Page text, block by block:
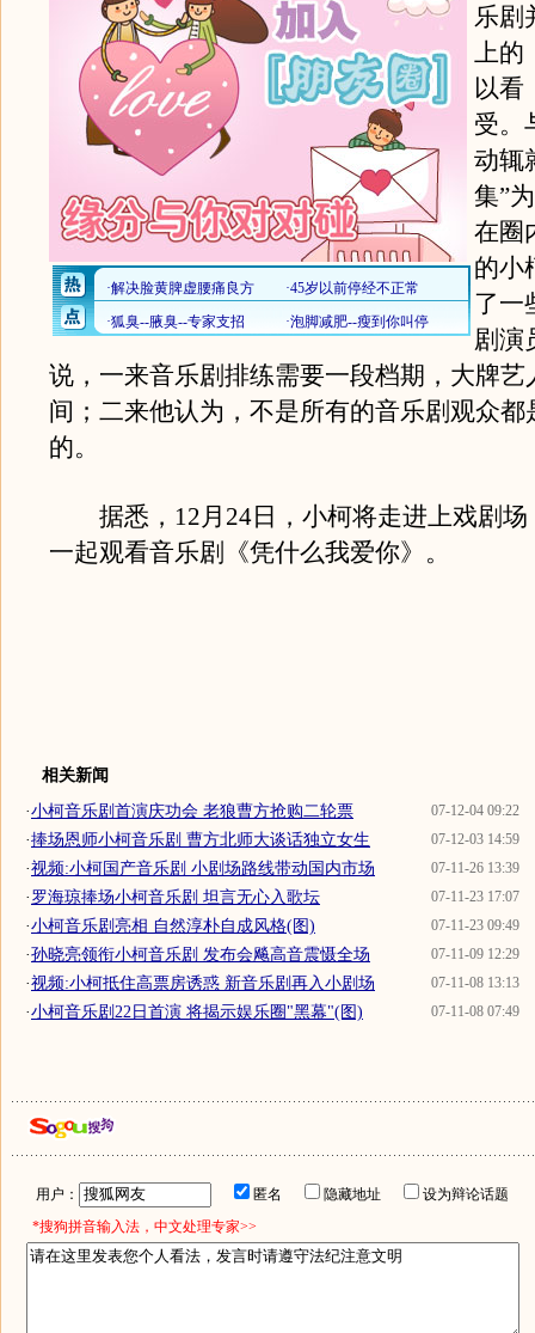
乐剧
上的
以看
受。
动辄
集”
在圈
的小
了一
剧演
说，一来音乐剧排练需要一段档期，大牌艺
间；二来他认为，不是所有的音乐剧观众都
的。
据悉，12月24日，小柯将走进上戏剧场
一起观看音乐剧《凭什么我爱你》。
相关新闻
07-12-04 09:22
·小柯音乐剧首演庆功会 老狼曹方抢购二轮票
07-12-03 14:59
·捧场恩师小柯音乐剧 曹方北师大谈话独立女生
07-11-26 13:39
·视频:小柯国产音乐剧 小剧场路线带动国内市场
07-11-23 17:07
·罗海琼捧场小柯音乐剧 坦言无心入歌坛
07-11-23 09:49
·小柯音乐剧亮相 自然淳朴自成风格(图)
07-11-09 12:29
·孙晓亮领衔小柯音乐剧 发布会飚高音震慑全场
07-11-08 13:13
·视频:小柯抵住高票房诱惑 新音乐剧再入小剧场
07-11-08 07:49
·小柯音乐剧22日首演 将揭示娱乐圈"黑幕"(图)
用户： 匿名 隐藏地址
设为辩论话题
*搜狗拼音输入法，中文处理专家>>